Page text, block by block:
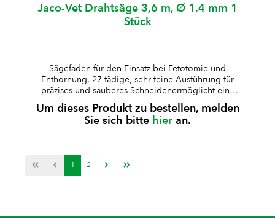
Jaco-Vet Drahtsäge 3,6 m, Ø 1.4 mm 1
Stück
Sägefaden für den Einsatz bei Fetotomie und
Enthornung. 27-fädige, sehr feine Ausführung für
präzises und sauberes Schneidenermöglicht eine
kontrollierte und zuverlässige SchnittführungLänge:
3,6 mDurchmesser: 1,4 mmeinzeln verpackt in
praktischer Blisterverpackung
Um dieses Produkt zu bestellen, melden
Sie sich bitte hier an.
1 2